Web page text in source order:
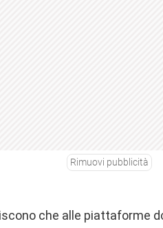
Rimuovi pubblicità
che alle piattaforme